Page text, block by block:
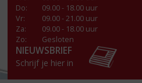
Do:
09.00 - 18.00 uur
Vr:
09.00 - 21.00 uur
Za:
09.00 - 18.00 uur
Zo:
Gesloten
NIEUWSBRIEF
Schrijf je hier in